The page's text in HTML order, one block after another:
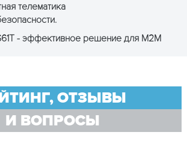
телематика
- эффективное решение для M2M
130
и получите консультацию
ОТЗЫВЫ
И ВОПРОСЫ